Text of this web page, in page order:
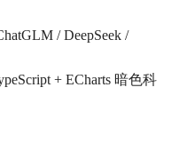
/ DeepSeek /
+ ECharts 暗色科